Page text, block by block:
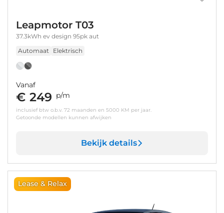
Leapmotor T03
37.3kWh ev design 95pk aut
Automaat
Elektrisch
Vanaf
€ 249 p/m
inclusief btw o.b.v. 72 maanden en 5000 KM per jaar.
Getoonde modellen kunnen afwijken
Bekijk details
Lease & Relax